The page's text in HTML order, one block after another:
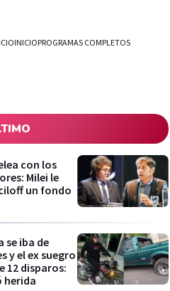
INICIOPROGRAMAS COMPLETOS
con los
Milei le
un fondo
se iba de
y el ex suegro
12 disparos:
herida